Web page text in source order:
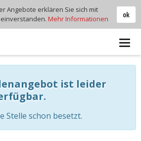
ist leider
Stelle schon besetzt.
ok
Angebote erklären Sie sich mit
Mehr Informationen